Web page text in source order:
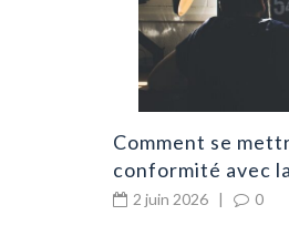
Comment se
conformité avec
électronique en
2 juin 2026 | 0